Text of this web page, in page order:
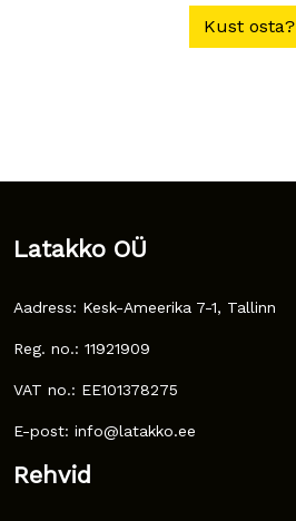
Kust osta?
Latakko OÜ
Aadress: Kesk-Ameerika 7-1, Tallinn
Reg. no.: 11921909
VAT no.: EE101378275
E-post: info@latakko.ee
Rehvid